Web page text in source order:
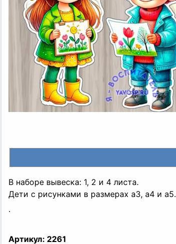
В наборе вывеска: 1, 2 и 4 листа.
Дети с рисунками в размерах а3, а4 и а5.
.
Артикул: 2261